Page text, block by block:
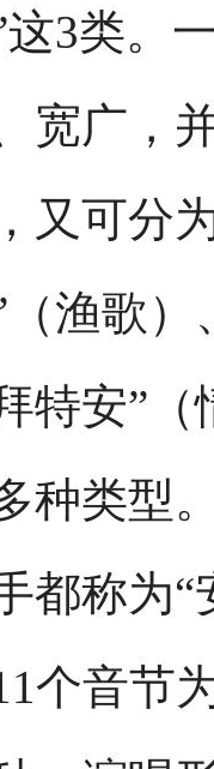
这3类。
宽广，
又可分
（渔歌）
特安”（
种类型
都称为“
个音节